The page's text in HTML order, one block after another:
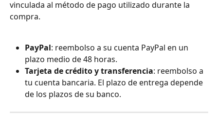
vinculada al método de pago utilizado durante la
compra.
PayPal: reembolso a su cuenta PayPal en un
plazo medio de 48 horas.
Tarjeta de crédito y transferencia: reembolso a
tu cuenta bancaria. El plazo de entrega depende
de los plazos de su banco.